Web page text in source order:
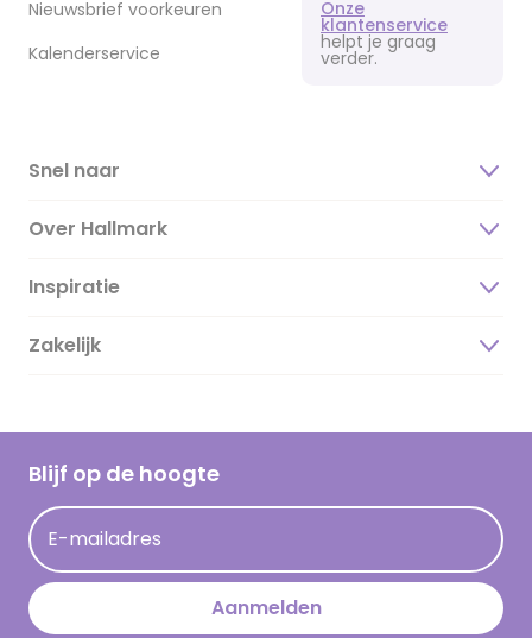
Nieuwsbrief voorkeuren
Kalenderservice
Onze
klantenservice
helpt je graag
verder.
Snel naar
Over Hallmark
Over ons
Duurzaamheid
Hallmark Kaartclub
Acties
Persberichten
Hallmark en Kinderpostzegels
Inspiratie
Magazine
Cadeau inspiratie
Kaartinspiratie
Zakelijk
Blijf op de hoogte
E-mailadres
Aanmelden